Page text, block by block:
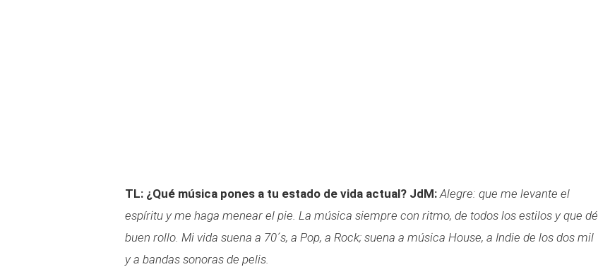
TL: ¿Qué música pones a tu estado de vida actual? JdM: Alegre: que me levante el
espíritu y me haga menear el pie. La música siempre con ritmo, de todos los estilos y que dé
buen rollo. Mi vida suena a 70´s, a Pop, a Rock; suena a música House, a Indie de los dos mil
y a bandas sonoras de pelis.